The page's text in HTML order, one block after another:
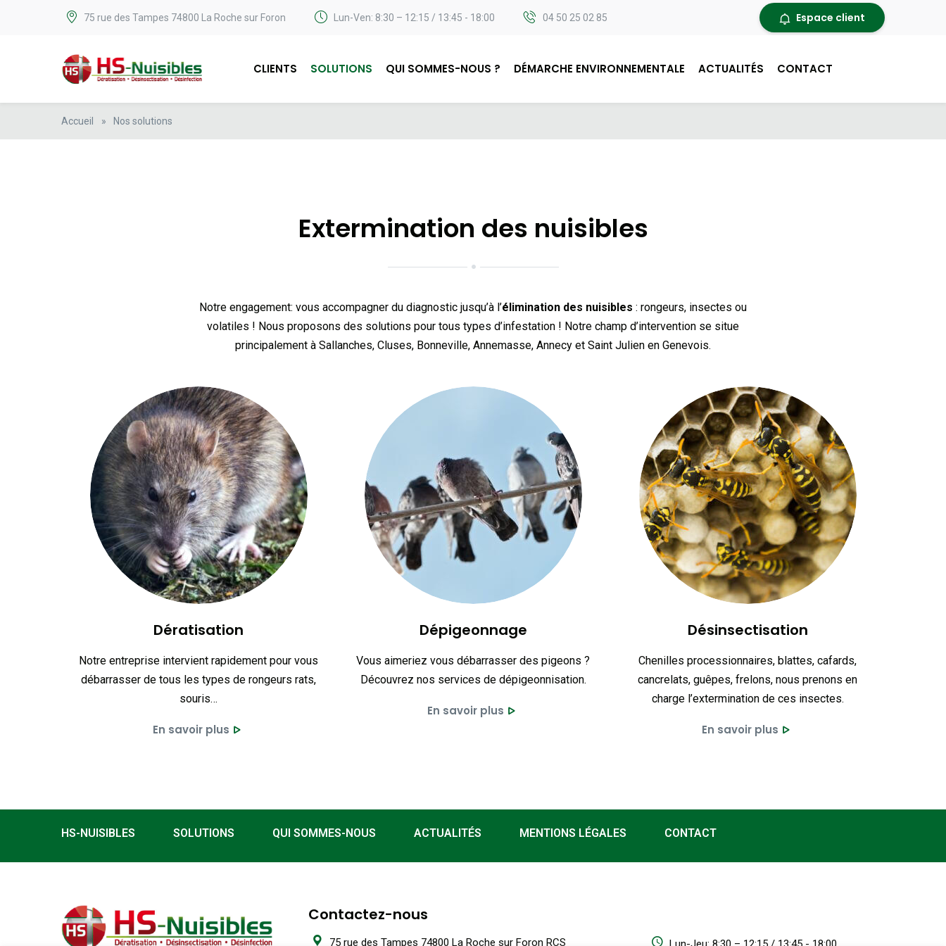
75 rue des Tampes 74800 La Roche sur Foron Lun-Ven: 8:30 – 12:15 / 13:45 - 18:00 04 50 25 02 85 Espace client
CLIENTS SOLUTIONS QUI SOMMES-NOUS ? DÉMARCHE ENVIRONNEMENTALE ACTUALITÉS CONTACT
Accueil » Nos solutions
Extermination des nuisibles
Notre engagement: vous accompagner du diagnostic jusqu’à l’élimination des nuisibles : rongeurs, insectes ou
volatiles ! Nous proposons des solutions pour tous types d’infestation ! Notre champ d’intervention se situe
principalement à Sallanches, Cluses, Bonneville, Annemasse, Annecy et Saint Julien en Genevois.
Dératisation
Notre entreprise intervient rapidement pour vous
débarrasser de tous les types de rongeurs rats,
souris…
En savoir plus
Dépigeonnage
Vous aimeriez vous débarrasser des pigeons ?
Découvrez nos services de dépigeonnisation.
En savoir plus
Désinsectisation
Chenilles processionnaires, blattes, cafards,
cancrelats, guêpes, frelons, nous prenons en
charge l’extermination de ces insectes.
En savoir plus
HS-NUISIBLES SOLUTIONS QUI SOMMES-NOUS ACTUALITÉS MENTIONS LÉGALES CONTACT
Contactez-nous
75 rue des Tampes 74800 La Roche sur Foron RCS